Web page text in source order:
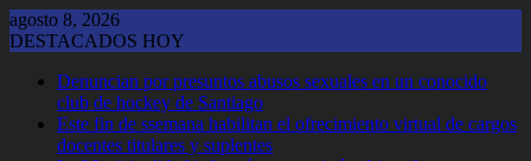
Saltar
al
agosto 8, 2026
DESTACADOS HOY
Denuncian por presuntos abusos sexuales en un conocido
club de hockey de Santiago
Este fin de ssemana habilitan el ofrecimiento virtual de cargos
docentes titulares y suplentes